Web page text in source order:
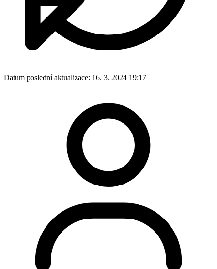
Datum poslední aktualizace: 16. 3. 2024 19:17